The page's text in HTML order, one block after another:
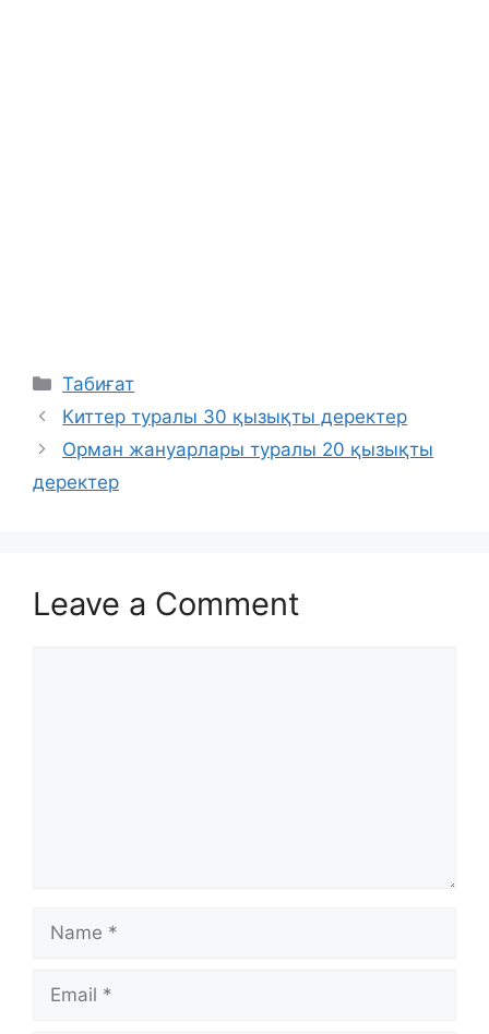
Categories
Табиғат
Киттер туралы 30 қызықты деректер
Орман жануарлары туралы 20 қызықты
деректер
Leave a Comment
Name
Email